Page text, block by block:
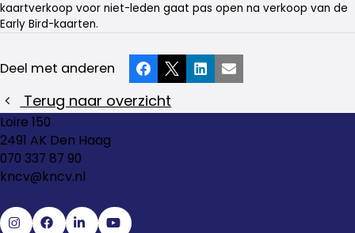
kaartverkoop voor niet-leden gaat pas open na verkoop van de
Early Bird-kaarten.
Deel met anderen Facebook
X LinkedInE-mail
Terug naar overzicht
Loire 150
2491 AK Den Haag
070 337 87 90
kncv@kncv.nl